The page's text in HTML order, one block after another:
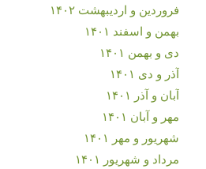
فروردین و اردیبهشت ۱۴۰۲
بهمن و اسفند ۱۴۰۱
دی و بهمن ۱۴۰۱
آذر و دی ۱۴۰۱
آبان و آذر ۱۴۰۱
مهر و آبان ۱۴۰۱
شهریور و مهر ۱۴۰۱
مرداد و شهریور ۱۴۰۱